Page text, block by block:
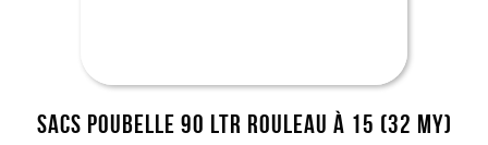
Sacs poubelle 90 ltr rouleau à 15 (32 my)